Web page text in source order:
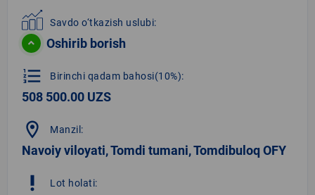
Savdo o‘tkazish uslubi:
Oshirib borish
format_list_numbered Birinchi qadam bahosi(10%):
508 500.00 UZS
location_on Manzil:
Navoiy viloyati, Tomdi tumani, Tomdibuloq OFY
priority_high Lot holati: